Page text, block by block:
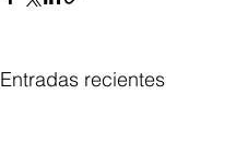
Entradas recientes